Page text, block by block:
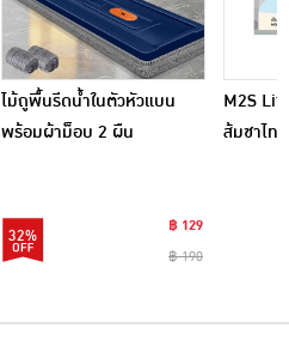
ไม้ถูพื้นรีดน้ำในตัวหัวแบน
พร้อมผ้าม็อบ 2 ผืน
32%
฿ 129
฿ 190
M2S
ส้มชาไท